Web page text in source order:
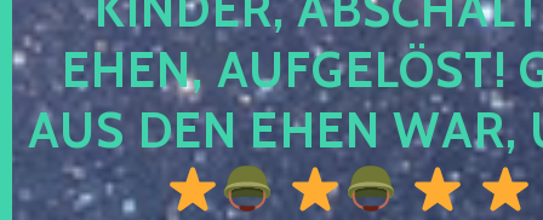
EN, AUFGELÖST!
S DEN EHEN WAR,